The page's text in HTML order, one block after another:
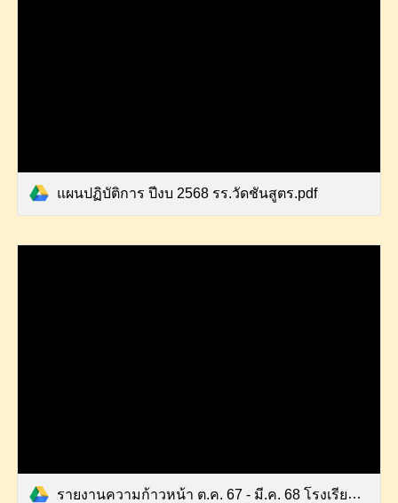
แผนปฏิบัติการ ปีงบ 2568 รร.วัดชันสูตร.pdf
รายงานความก้าวหน้า ต.ค. 67 - มี.ค. 68 โรงเรียนวัดชันสูตร.pdf